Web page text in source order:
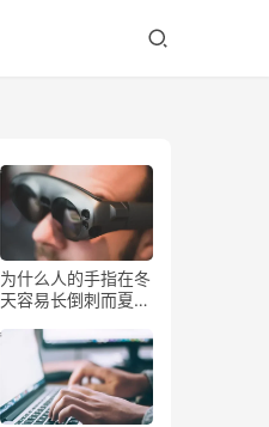
为什么人的手指在冬
天容易长倒刺而夏天